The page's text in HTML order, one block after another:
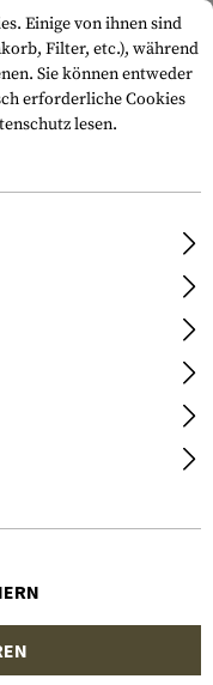
Einige von ihnen sind
Filter, etc.), während
Sie können entweder
erforderliche Cookies
lesen.